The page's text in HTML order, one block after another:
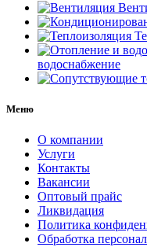
водоснабжение
Меню
О компании
Услуги
Контакты
Вакансии
Оптовый прайс
Ликвидация
Политика
Обработка